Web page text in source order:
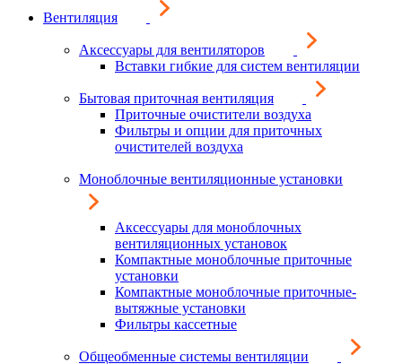
Вентиляция
Аксессуары для вентиляторов
Вставки гибкие для систем вентиляции
Бытовая приточная вентиляция
Приточные очистители воздуха
Фильтры и опции для приточных
очистителей воздуха
Моноблочные вентиляционные установки
Аксессуары для моноблочных
вентиляционных установок
Компактные моноблочные приточные
установки
Компактные моноблочные приточные-
вытяжные установки
Фильтры кассетные
Общеобменные системы вентиляции